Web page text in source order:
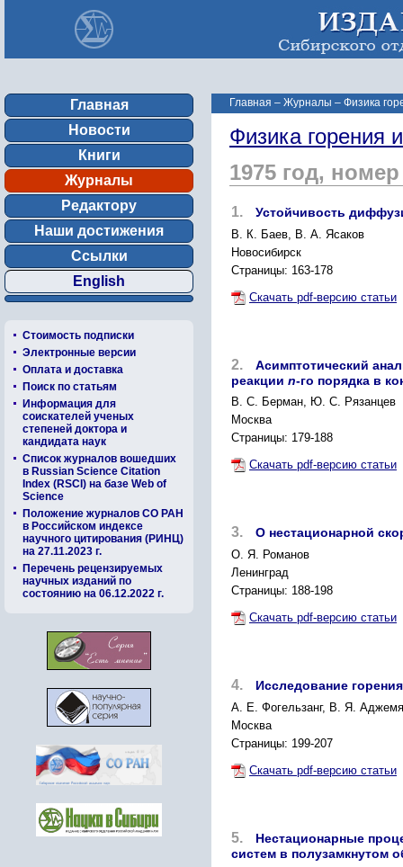
Главная
Новости
Книги
Журналы
Редактору
Наши достижения
Ссылки
English
Стоимость подписки
Электронные версии
Оплата и доставка
Поиск по статьям
Информация для
соискателей ученых
степеней доктора и
кандидата наук
Список журналов вошедших
в Russian Science Citation
Index (RSCI) на базе Web of
Science
Положение журналов СО РАН
в Российском индексе
научного цитирования (РИНЦ)
на 27.11.2023 г.
Перечень рецензируемых
научных изданий по
состоянию на 06.12.2022 г.
Главная – Журналы – Физика
Физика горения
1975 год,
1. Устойчивость
В. К. Баев, В. А. Ясаков
Новосибирск
Страницы: 163-178
Скачать pdf-версию статьи
2.
Асимптотический
реакции n-го порядка в
В. С. Берман, Ю. С. Рязанцев
Москва
Страницы: 179-188
Скачать pdf-версию статьи
3. О нестационарной
О. Я. Романов
Ленинград
Страницы: 188-198
Скачать pdf-версию статьи
4. Исследование
A. Е. Фогельзанг, В. Я.
Москва
Страницы: 199-207
Скачать pdf-версию статьи
5.
Нестационарные
систем в полузамкнутом